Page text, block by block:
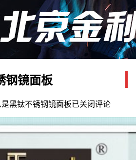
套
钢镜面板
黑钛不锈钢镜面板已关闭评论